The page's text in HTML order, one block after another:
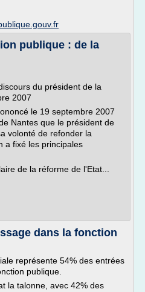
publique : de la
du président de la
2007
le 19 septembre 2007
Nantes que le président de
volonté de refonder la
a fixé les principales
de la réforme de l'Etat...
dans la fonction
représente 54% des entrées
publique.
la talonne, avec 42% des